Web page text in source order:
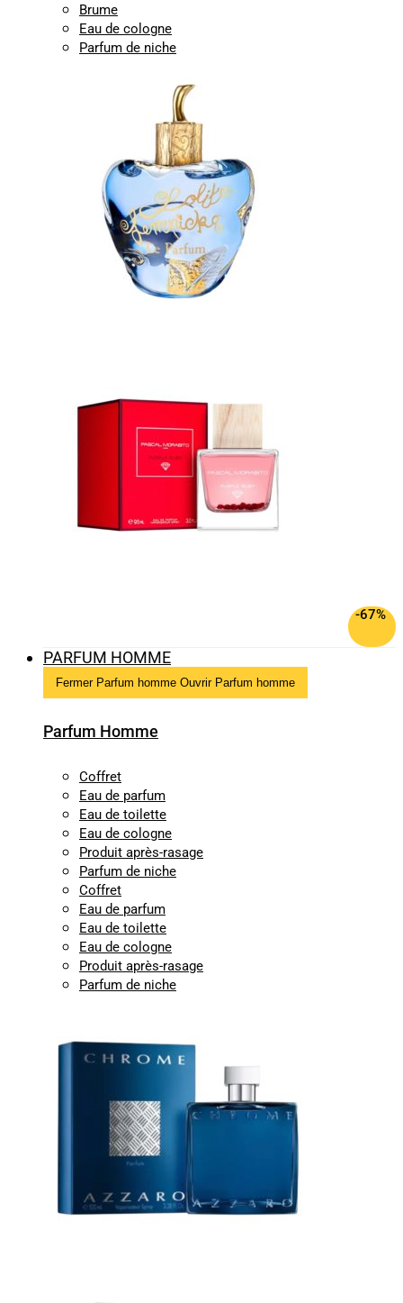
Brume
Eau de cologne
Parfum de niche
-67%
PARFUM HOMME
Fermer Parfum homme Ouvrir Parfum homme
Parfum Homme
Coffret
Eau de parfum
Eau de toilette
Eau de cologne
Produit après-rasage
Parfum de niche
Coffret
Eau de parfum
Eau de toilette
Eau de cologne
Produit après-rasage
Parfum de niche